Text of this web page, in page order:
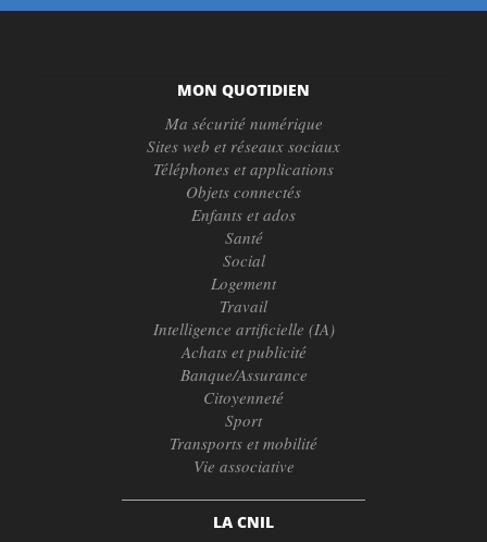
MON QUOTIDIEN
Ma sécurité numérique
Sites web et réseaux sociaux
Téléphones et applications
Objets connectés
Enfants et ados
Santé
Social
Logement
Travail
Intelligence artificielle (IA)
Achats et publicité
Banque/Assurance
Citoyenneté
Sport
Transports et mobilité
Vie associative
LA CNIL